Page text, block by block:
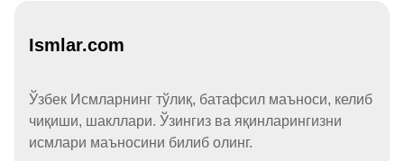
Ismlar.com
Ўзбек Исмларнинг тўлиқ, батафсил маъноси, келиб
чиқиши, шакллари. Ўзингиз ва яқинларингизни
исмлари маъносини билиб олинг.